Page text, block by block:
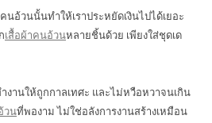
นอ้วนนั้นทำให้เราประหยัดเงินไปได้เยอะ
เสื้อผ้าคนอ้วนหลายชิ้นด้วย เพียงใส่ชุดเด
งานให้ถูกกาลเทศะ และไม่หวือหวาจนเกิน
วนที่พองาม ไม่ใช่อลังการงานสร้างเหมือน